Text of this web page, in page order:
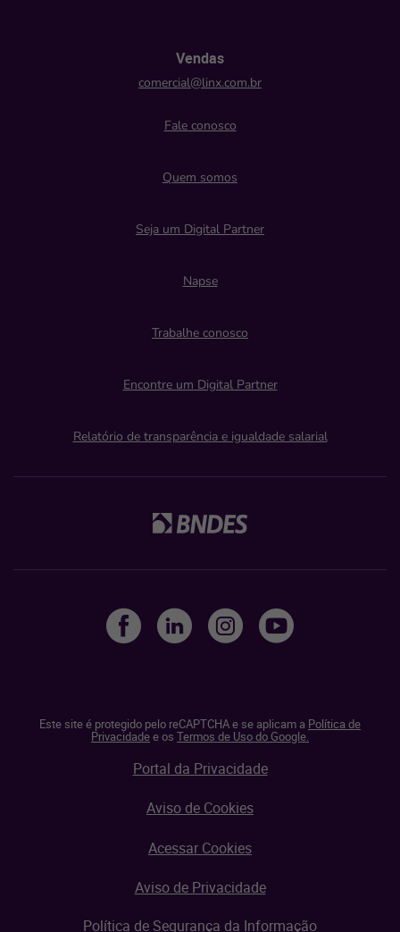
Vendas
comercial@linx.com.br
Fale conosco
Quem somos
Seja um Digital Partner
Napse
Trabalhe conosco
Encontre um Digital Partner
Relatório de transparência e igualdade salarial
Este site é protegido pelo reCAPTCHA e se aplicam a Política de
Privacidadee os Termos de Uso do Google.
Portal da Privacidade
Aviso de Cookies
Acessar Cookies
Aviso de Privacidade
Política de Segurança da Informação